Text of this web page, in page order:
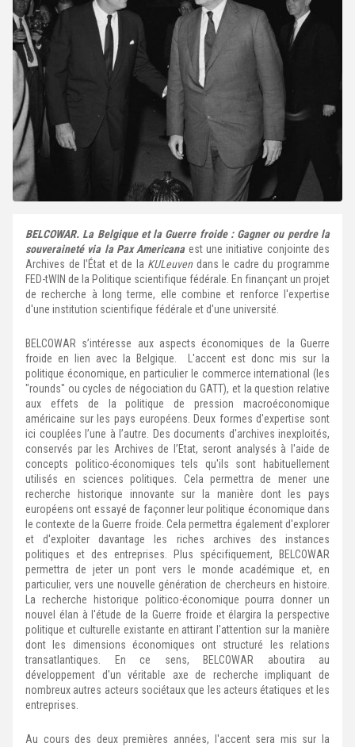
BELCOWAR. La Belgique et la Guerre froide : Gagner ou perdre la
souveraineté via la Pax Americanaest une initiative conjointe des
Archives de l'État et de la KULeuvendans le cadre du programme
FED-tWIN de la Politique scientifique fédérale. En finançant un projet
de recherche à long terme, elle combine et renforce l'expertise
d'une institution scientifique fédérale et d'une université.
BELCOWAR s’intéresse aux aspects économiques de la Guerre
froide en lien avec la Belgique. L'accent est donc mis sur la
politique économique, en particulier le commerce international (les
"rounds" ou cycles de négociation du GATT), et la question relative
aux effets de la politique de pression macroéconomique
américaine sur les pays européens. Deux formes d'expertise sont
ici couplées l’une à l’autre. Des documents d'archives inexploités,
conservés par les Archives de l’Etat, seront analysés à l'aide de
concepts politico-économiques tels qu'ils sont habituellement
utilisés en sciences politiques. Cela permettra de mener une
recherche historique innovante sur la manière dont les pays
européens ont essayé de façonner leur politique économique dans
le contexte de la Guerre froide. Cela permettra également d'explorer
et d'exploiter davantage les riches archives des instances
politiques et des entreprises. Plus spécifiquement, BELCOWAR
permettra de jeter un pont vers le monde académique et, en
particulier, vers une nouvelle génération de chercheurs en histoire.
La recherche historique politico-économique pourra donner un
nouvel élan à l'étude de la Guerre froide et élargira la perspective
politique et culturelle existante en attirant l'attention sur la manière
dont les dimensions économiques ont structuré les relations
transatlantiques. En ce sens, BELCOWAR aboutira au
développement d'un véritable axe de recherche impliquant de
nombreux autres acteurs sociétaux que les acteurs étatiques et les
entreprises.
Au cours des deux premières années, l'accent sera mis sur la